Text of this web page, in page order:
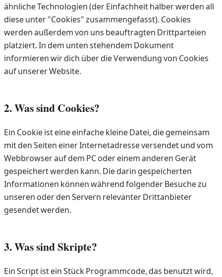
ähnliche Technologien (der Einfachheit halber werden all
diese unter "Cookies" zusammengefasst). Cookies
werden außerdem von uns beauftragten Drittparteien
platziert. In dem unten stehendem Dokument
informieren wir dich über die Verwendung von Cookies
auf unserer Website.
2. Was sind Cookies?
Ein Cookie ist eine einfache kleine Datei, die gemeinsam
mit den Seiten einer Internetadresse versendet und vom
Webbrowser auf dem PC oder einem anderen Gerät
gespeichert werden kann. Die darin gespeicherten
Informationen können während folgender Besuche zu
unseren oder den Servern relevanter Drittanbieter
gesendet werden.
3. Was sind Skripte?
Ein Script ist ein Stück Programmcode, das benutzt wird,